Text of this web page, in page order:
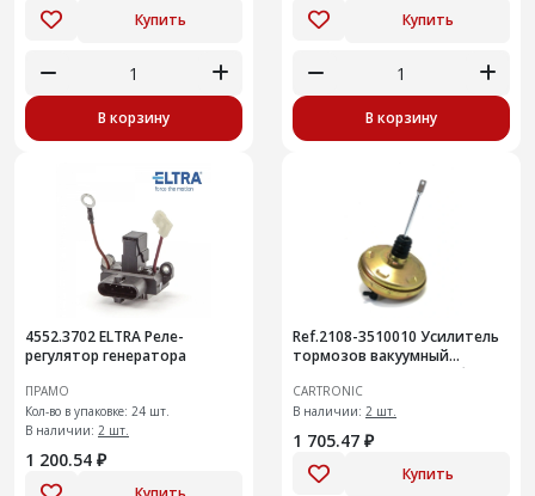
Купить
В корзину
Купить
В корзину
4552.3702 ELTRA Реле-
регулятор генератора
ПРАМО
Кол-во в упаковке: 24 шт.
В наличии: 2 шт.
1 200.54 ₽
Ref.2108-3510010 Усилитель
тормозов вакуумный
Cartronic CRTR0133182 без
ГТЦ
CARTRONIC
В наличии: 2 шт.
1 705.47 ₽
Купить